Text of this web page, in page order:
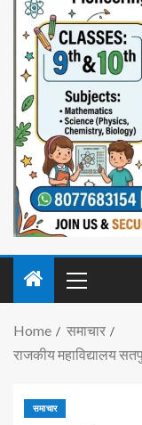
Home
समाचार
राजकीय महाविद्यालय
समाचार